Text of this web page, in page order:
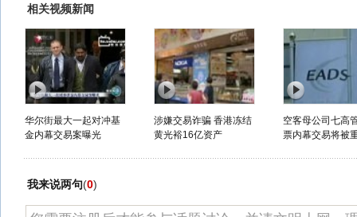
相关视频新闻
华尔街最大一起对冲基
金内幕交易案曝光
涉嫌交易诈骗 香港冻结
黄光裕16亿资产
空客母公司七高
票内幕交易将被
我来说两句(0)